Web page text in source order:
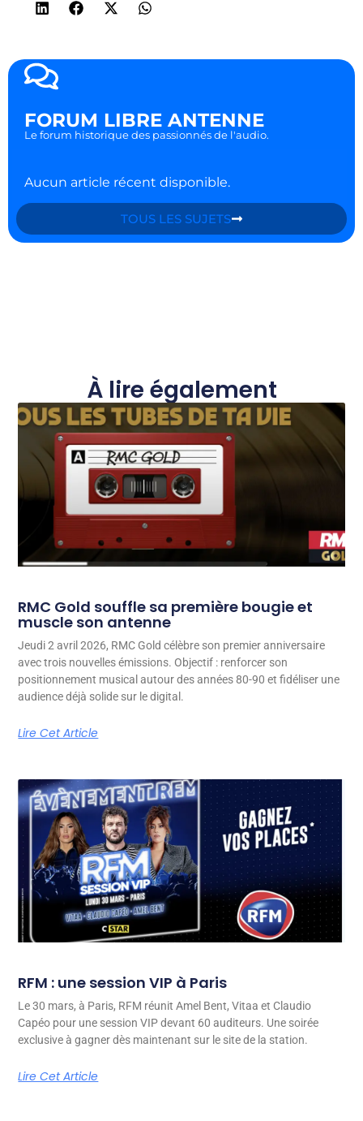
FORUM LIBRE ANTENNE
Le forum historique des passionnés de l'audio.
Aucun article récent disponible.
TOUS LES SUJETS
À lire également
RMC Gold souffle sa première bougie et
muscle son antenne
Jeudi 2 avril 2026, RMC Gold célèbre son premier anniversaire
avec trois nouvelles émissions. Objectif : renforcer son
positionnement musical autour des années 80-90 et fidéliser une
audience déjà solide sur le digital.
Lire Cet Article
RFM : une session VIP à Paris
Le 30 mars, à Paris, RFM réunit Amel Bent, Vitaa et Claudio
Capéo pour une session VIP devant 60 auditeurs. Une soirée
exclusive à gagner dès maintenant sur le site de la station.
Lire Cet Article